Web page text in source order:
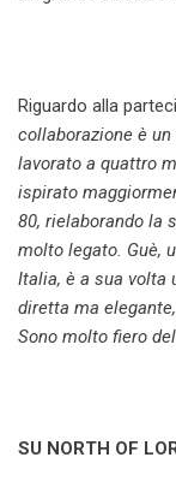
Riguardo alla
collaborazione è
lavorato a quattro
ispirato
80, rielaborando la
molto legato. Guè,
Italia, è a sua volta
diretta ma
Sono molto fiero
SU NORTH OF